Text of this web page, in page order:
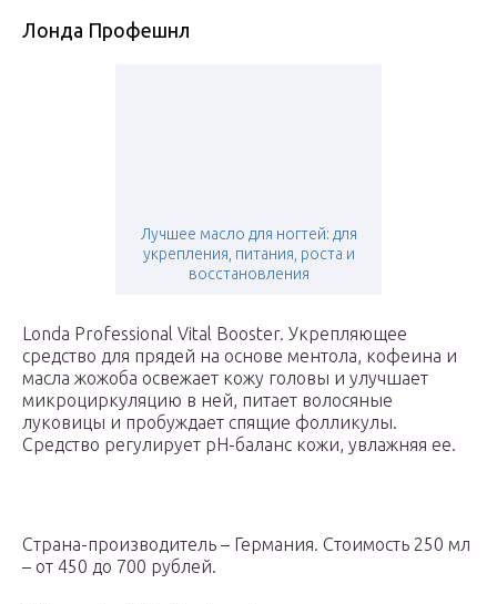
Лонда Профешнл
Лучшее масло для ногтей: для
укрепления, питания, роста и
восстановления
Londa Professional Vital Booster. Укрепляющее
средство для прядей на основе ментола, кофеина и
масла жожоба освежает кожу головы и улучшает
микроциркуляцию в ней, питает волосяные
луковицы и пробуждает спящие фолликулы.
Средство регулирует pH-баланс кожи, увлажняя ее.
Страна-производитель – Германия. Стоимость 250 мл
– от 450 до 700 рублей.